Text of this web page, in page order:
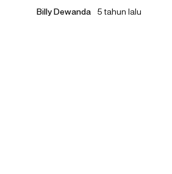
Billy Dewanda 5 tahun lalu